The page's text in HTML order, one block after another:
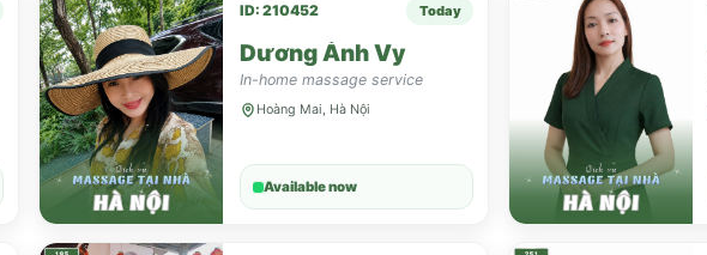
ID: 210452 Today
Dương Ánh Vy
In-home massage service
Hoàng Mai, Hà Nội
Available now